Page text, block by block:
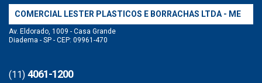
COMERCIAL LESTER PLASTICOS E BORRACHAS LTDA - ME
Av. Eldorado, 1009 - Casa Grande
Diadema - SP - CEP: 09961-470
(11) 4061-1200